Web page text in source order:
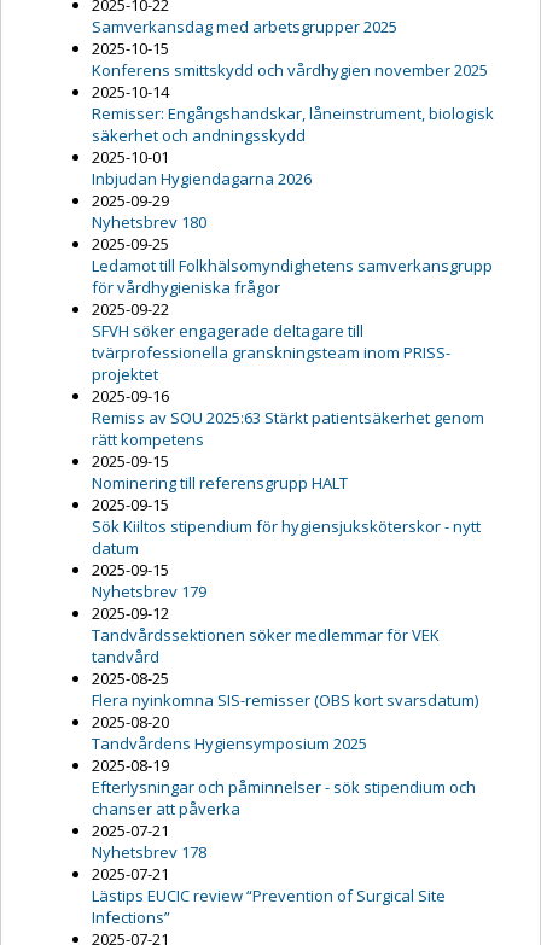
2025-10-22
Samverkansdag med arbetsgrupper 2025
2025-10-15
Konferens smittskydd och vårdhygien november 2025
2025-10-14
Remisser: Engångshandskar, låneinstrument, biologisk
säkerhet och andningsskydd
2025-10-01
Inbjudan Hygiendagarna 2026
2025-09-29
Nyhetsbrev 180
2025-09-25
Ledamot till Folkhälsomyndighetens samverkansgrupp
för vårdhygieniska frågor
2025-09-22
SFVH söker engagerade deltagare till
tvärprofessionella granskningsteam inom PRISS-
projektet
2025-09-16
Remiss av SOU 2025:63 Stärkt patientsäkerhet genom
rätt kompetens
2025-09-15
Nominering till referensgrupp HALT
2025-09-15
Sök Kiiltos stipendium för hygiensjuksköterskor - nytt
datum
2025-09-15
Nyhetsbrev 179
2025-09-12
Tandvårdssektionen söker medlemmar för VEK
tandvård
2025-08-25
Flera nyinkomna SIS-remisser (OBS kort svarsdatum)
2025-08-20
Tandvårdens Hygiensymposium 2025
2025-08-19
Efterlysningar och påminnelser - sök stipendium och
chanser att påverka
2025-07-21
Nyhetsbrev 178
2025-07-21
Lästips EUCIC review “Prevention of Surgical Site
Infections”
2025-07-21